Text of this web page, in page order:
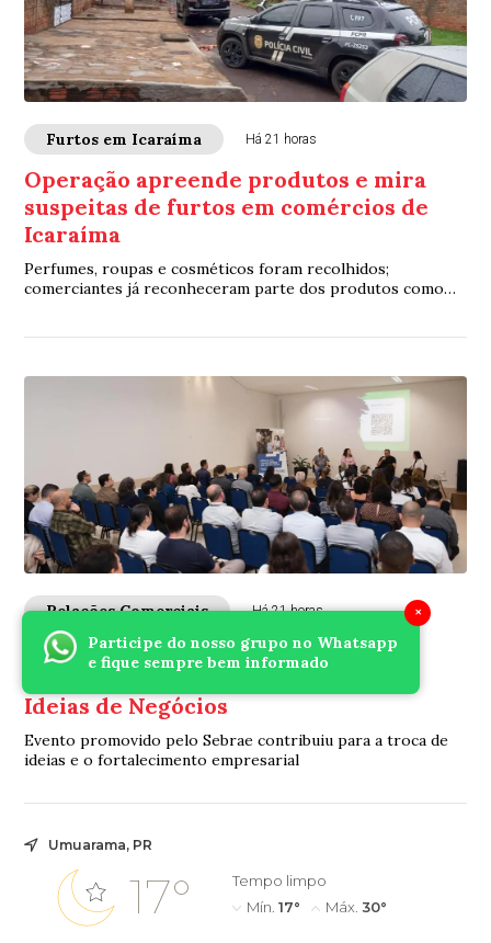
×
Participe do nosso grupo no Whatsapp
e fique sempre bem informado
Furtos em Icaraíma Há 21 horas
Operação apreende produtos e mira
suspeitas de furtos em comércios de
Icaraíma
Perfumes, roupas e cosméticos foram recolhidos;
comerciantes já reconheceram parte dos produtos como
Relações Comerciais Há 21 horas
Diretores da Aciu compartilham
experiências no encontro Café com
Ideias de Negócios
Evento promovido pelo Sebrae contribuiu para a troca de
ideias e o fortalecimento empresarial
Umuarama, PR
17°
Tempo limpo
Mín. 17° Máx. 30°